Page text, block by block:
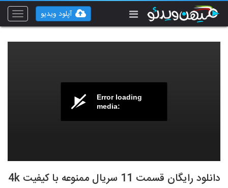
Toggle
آپلود ویدیو
Error loading
media:
دانلود رایگان قسمت 11 سریال ممنوعه با کیفیت 4k